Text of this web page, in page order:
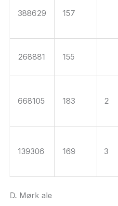
388629 157
268881 155
668105 183 2
139306 169 3
D. Mørk ale